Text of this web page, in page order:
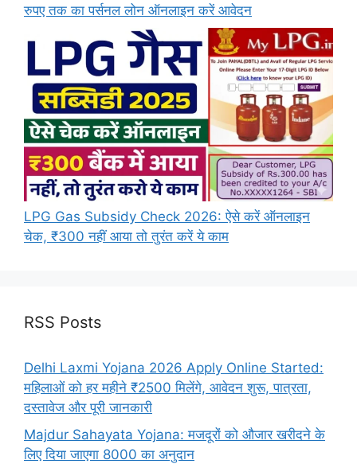
रुपए तक का पर्सनल लोन ऑनलाइन करें आवेदन
LPG Gas Subsidy Check 2026: ऐसे करें ऑनलाइन
चेक, ₹300 नहीं आया तो तुरंत करें ये काम
RSS Posts
Delhi Laxmi Yojana 2026 Apply Online Started:
महिलाओं को हर महीने ₹2500 मिलेंगे, आवेदन शुरू, पात्रता,
दस्तावेज और पूरी जानकारी
Majdur Sahayata Yojana: मजदूरों को औजार खरीदने के
लिए दिया जाएगा 8000 का अनुदान